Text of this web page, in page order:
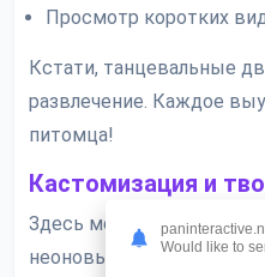
Просмотр коротких
Кстати, танцевальные
развлечение. Каждое
питомца!
Кастомизация и
Здесь можно
неоновые платья сWould like to